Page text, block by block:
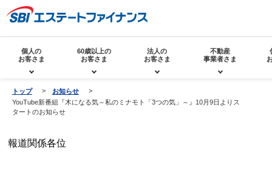
個人の
お客さま
60歳以上の
お客さま
法人の
お客さま
不動産
事業者さま
トップ
お知らせ
YouTube新番組『木になる気～私のミナモト「3つの気」～』10月9日よりス
タートのお知らせ
報道関係各位